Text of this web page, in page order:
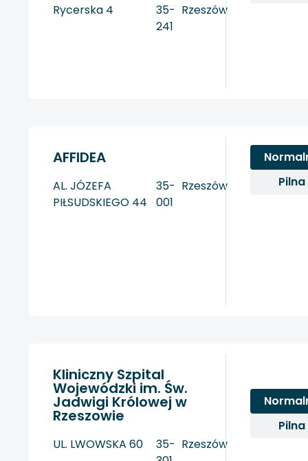
Rycerska 4
35-
241
Rzeszów
AFFIDEA
AL. JÓZEFA
PIŁSUDSKIEGO 44
35-
001
Rzeszów
Pilna
Kliniczny Szpital
Wojewódzki im. Św.
Jadwigi Królowej w
Rzeszowie
UL. LWOWSKA 60
35- Rzeszów
Pilna